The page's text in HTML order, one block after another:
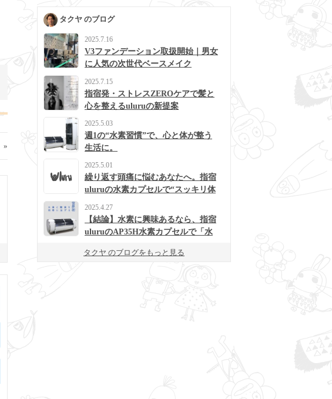
»
タクヤ のブログ
2025.7.16
V3ファンデーション取扱開始｜男女
に人気の次世代ベースメイク
2025.7.15
指宿発・ストレスZEROケアで髪と
心を整えるuluruの新提案
2025.5.03
週1の“水素習慣”で、心と体が整う
生活に。
2025.5.01
繰り返す頭痛に悩むあなたへ。指宿
uluruの水素カプセルで“スッキリ体
2025.4.27
【結論】水素に興味あるなら、指宿
uluruのAP35H水素カプセルで「水
タクヤ のブログをもっと見る